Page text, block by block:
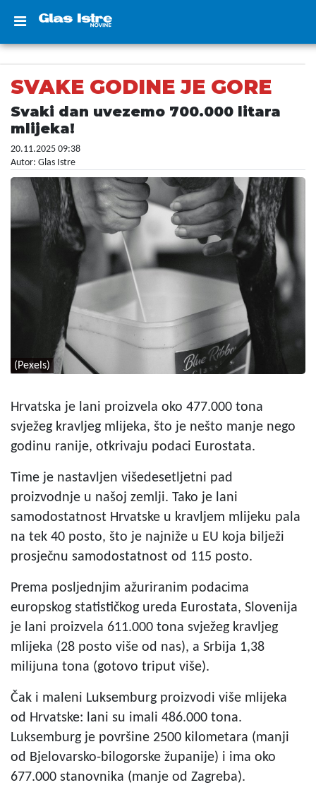
SVAKE GODINE JE GORE
Svaki dan uvezemo 700.000 litara
mlijeka!
20.11.2025 09:38
Autor: Glas Istre
(Pexels)
Hrvatska je lani proizvela oko 477.000 tona
svježeg kravljeg mlijeka, što je nešto manje nego
godinu ranije, otkrivaju podaci Eurostata.
Time je nastavljen višedesetljetni pad
proizvodnje u našoj zemlji. Tako je lani
samodostatnost Hrvatske u kravljem mlijeku pala
na tek 40 posto, što je najniže u EU koja bilježi
prosječnu samodostatnost od 115 posto.
Prema posljednjim ažuriranim podacima
europskog statističkog ureda Eurostata, Slovenija
je lani proizvela 611.000 tona svježeg kravljeg
mlijeka (28 posto više od nas), a Srbija 1,38
milijuna tona (gotovo triput više).
Čak i maleni Luksemburg proizvodi više mlijeka
od Hrvatske: lani su imali 486.000 tona.
Luksemburg je površine 2500 kilometara (manji
od Bjelovarsko-bilogorske županije) i ima oko
677.000 stanovnika (manje od Zagreba).